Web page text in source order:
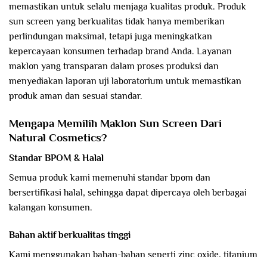
memastikan untuk selalu menjaga kualitas produk. Produk
sun screen yang berkualitas tidak hanya memberikan
perlindungan maksimal, tetapi juga meningkatkan
kepercayaan konsumen terhadap brand Anda. Layanan
maklon yang transparan dalam proses produksi dan
menyediakan laporan uji laboratorium untuk memastikan
produk aman dan sesuai standar.
Mengapa Memilih Maklon Sun Screen Dari
Natural Cosmetics?
Standar BPOM & Halal
Semua produk kami memenuhi standar bpom dan
bersertifikasi halal, sehingga dapat dipercaya oleh berbagai
kalangan konsumen.
Bahan aktif berkualitas tinggi
Kami menggunakan bahan-bahan seperti zinc oxide, titanium